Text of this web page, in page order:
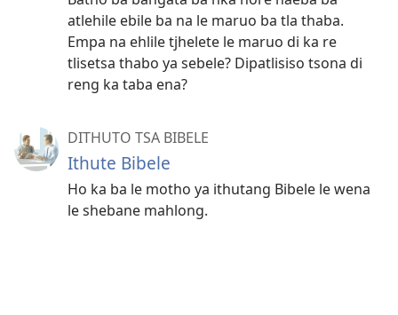
atlehile ebile ba na le maruo ba tla thaba.
Empa na ehlile tjhelete le maruo di ka re
tlisetsa thabo ya sebele? Dipatlisiso tsona di
reng ka taba ena?
DITHUTO TSA BIBELE
Ithute Bibele
Ho ka ba le motho ya ithutang Bibele le wena
le shebane mahlong.